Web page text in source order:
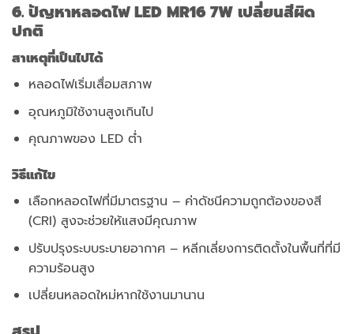
6. ปัญหาหลอดไฟ LED MR16 7W เปลี่ยนสีผิด
ปกติ
สาเหตุที่เป็นไปได้
หลอดไฟเริ่มเสื่อมสภาพ
อุณหภูมิใช้งานสูงเกินไป
คุณภาพของ LED ต่ำ
วิธีแก้ไข
เลือกหลอดไฟที่มีมาตรฐาน – ค่าดัชนีความถูกต้องของสี
(CRI) สูงจะช่วยให้แสงมีคุณภาพ
ปรับปรุงระบบระบายอากาศ – หลีกเลี่ยงการติดตั้งในพื้นที่ที่มี
ความร้อนสูง
เปลี่ยนหลอดใหม่หากใช้งานมานาน